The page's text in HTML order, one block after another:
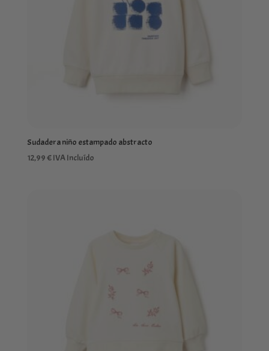
Sudadera niño estampado abstracto
12,99€IVA Incluído